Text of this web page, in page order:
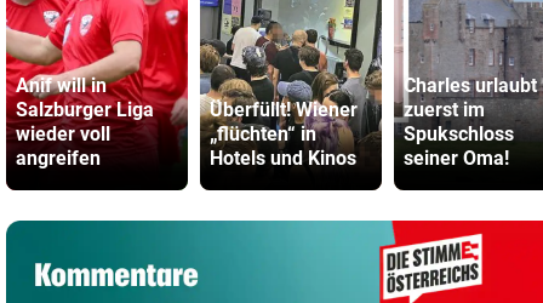
Anif will in
Salzburger Liga
wieder voll
angreifen
Überfüllt! Wiener
„flüchten“ in
Hotels und Kinos
Charles urlaubt
zuerst im
Spukschloss
seiner Oma!